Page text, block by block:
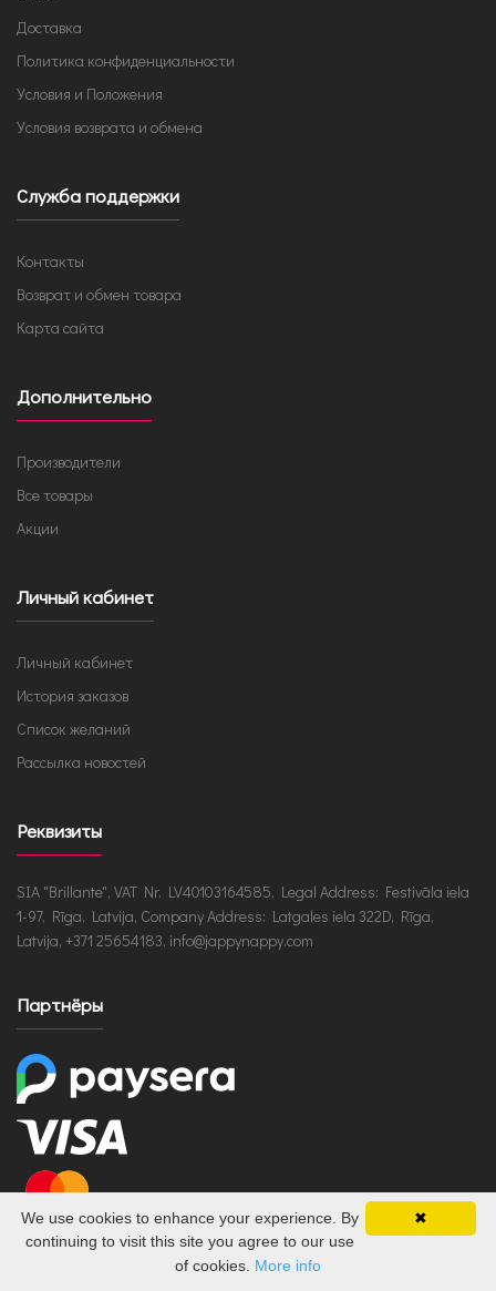
Доставка
Политика конфиденциальности
Условия и Положения
Условия возврата и обмена
Служба поддержки
Контакты
Возврат и обмен товара
Карта сайта
Дополнительно
Производители
Все товары
Акции
Личный кабинет
Личный кабинет
История заказов
Список желаний
Рассылка новостей
Реквизиты
SIA "Brillante", VAT Nr. LV40103164585, Legal Address: Festivāla iela
1-97, Rīga, Latvija, Company Address: Latgales iela 322D, Rīga,
Latvija, +371 25654183, info@jappynappy.com
Партнёры
JappyNappy.com © 2026 /
✖
We use cookies to enhance your experience. By
continuing to visit this site you agree to our use
of cookies. More info